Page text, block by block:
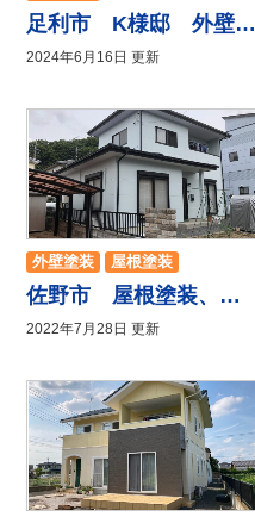
足利市 K様邸 外壁塗装
2024年6月16日 更新
佐野市 屋根塗装、外壁塗装工事
2022年7月28日 更新
外壁塗装
屋根塗装
防水工事
その他工事